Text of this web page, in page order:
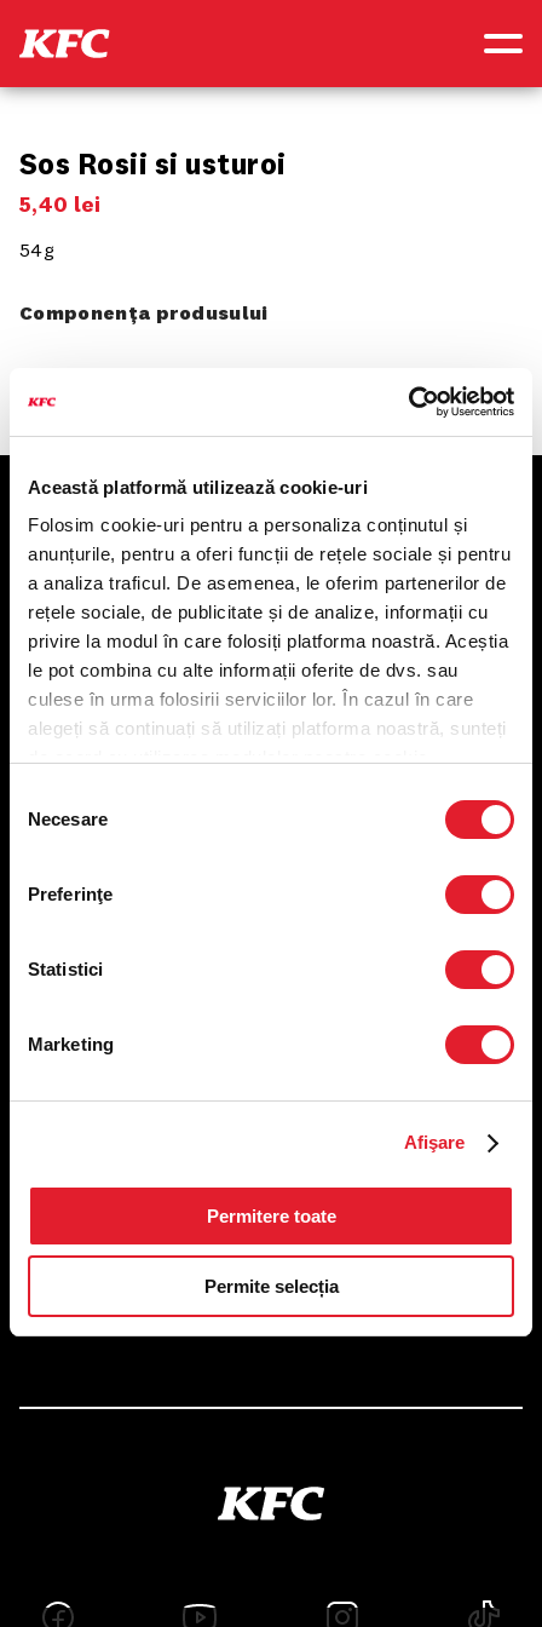
Această platformă utilizează cookie-uri
Folosim cookie-uri pentru a personaliza conținutul și
anunțurile, pentru a oferi funcții de rețele sociale și pentru
a analiza traficul. De asemenea, le oferim partenerilor de
rețele sociale, de publicitate și de analize, informații cu
privire la modul în care folosiți platforma noastră. Aceștia
le pot combina cu alte informații oferite de dvs. sau
culese în urma folosirii serviciilor lor. În cazul în care
alegeți să continuați să utilizați platforma noastră, sunteți
consimțământului
Necesare
Preferinţe
Statistici
Marketing
Afişare
Permitere toate
Permite selecția
Sos Rosii si usturoi
5,40 lei
54g
Componența produsului
KFC
Meniu livrare
Meniu ridicare
Nutriționale și Alergeni
Abonare Newsletter
Contact
Utile
Politica privind prelucrarea datelor
Condiții de desfășurare „Descarcă KFC APP”
Restaurante
CAMERA 5, Etaj 2
Autorizații și avize